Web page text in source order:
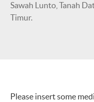
Sawah Lunto, Tanah
Timur.
Please insert some